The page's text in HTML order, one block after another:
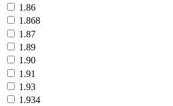
1.86
1.868
1.87
1.89
1.90
1.91
1.93
1.934